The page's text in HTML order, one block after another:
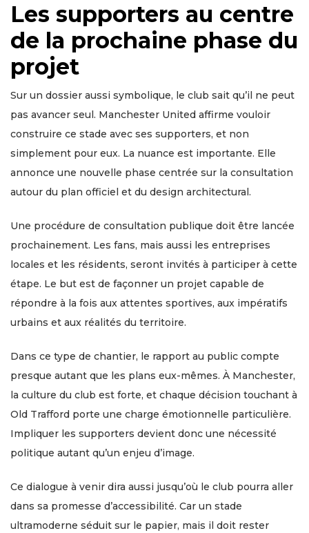
Les supporters au centre
de la prochaine phase du
projet
Sur un dossier aussi symbolique, le club sait qu’il ne peut
pas avancer seul. Manchester United affirme vouloir
construire ce stade avec ses supporters, et non
simplement pour eux. La nuance est importante. Elle
annonce une nouvelle phase centrée sur la consultation
autour du plan officiel et du design architectural.
Une procédure de consultation publique doit être lancée
prochainement. Les fans, mais aussi les entreprises
locales et les résidents, seront invités à participer à cette
étape. Le but est de façonner un projet capable de
répondre à la fois aux attentes sportives, aux impératifs
urbains et aux réalités du territoire.
Dans ce type de chantier, le rapport au public compte
presque autant que les plans eux-mêmes. À Manchester,
la culture du club est forte, et chaque décision touchant à
Old Trafford porte une charge émotionnelle particulière.
Impliquer les supporters devient donc une nécessité
politique autant qu’un enjeu d’image.
Ce dialogue à venir dira aussi jusqu’où le club pourra aller
dans sa promesse d’accessibilité. Car un stade
ultramoderne séduit sur le papier, mais il doit rester